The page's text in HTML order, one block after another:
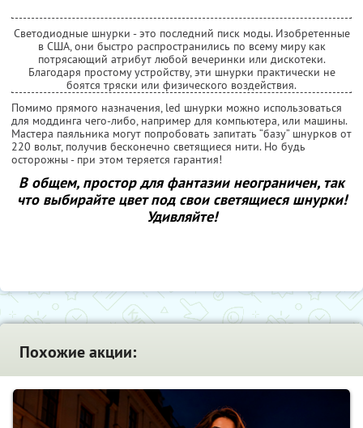
Светодиодные шнурки - это последний писк моды. Изобретенные
в США, они быстро распространились по всему миру как
потрясающий атрибут любой вечеринки или дискотеки.
Благодаря простому устройству, эти шнурки практически не
боятся тряски или физического воздействия.
Помимо прямого назначения, led шнурки можно использоваться
для моддинга чего-либо, например для компьютера, или машины.
Мастера паяльника могут попробовать запитать “базу” шнурков от
220 вольт, получив бесконечно светящиеся нити. Но будь
осторожны - при этом теряется гарантия!
В общем, простор для фантазии неограничен, так
что выбирайте цвет под свои светящиеся шнурки!
Удивляйте!
Похожие акции: